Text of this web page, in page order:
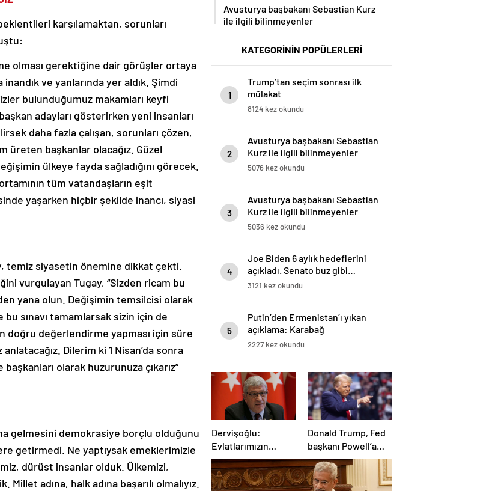
karşılamaktan, sorunları
olması gerektiğine dair görüşler ortaya
ve yanlarında yer aldık. Şimdi
bulunduğumuz makamları keyfi
adayları gösterirken yeni insanları
daha fazla çalışan, sorunları çözen,
başkanlar olacağız. Güzel
ülkeye fayda sağladığını görecek.
tüm vatandaşların eşit
yaşarken hiçbir şekilde inancı, siyasi
temiz siyasetin önemine dikkat çekti.
vurgulayan Tugay, “Sizden ricam bu
yana olun. Değişimin temsilcisi olarak
sınavı tamamlarsak sizin için de
doğru değerlendirme yapması için süre
Dilerim ki 1 Nisan’da sonra
olarak huzurunuza çıkarız”
gelmesini demokrasiye borçlu olduğunu
getirmedi. Ne yaptıysak emeklerimizle
dürüst insanlar olduk. Ülkemizi,
Millet adına, halk adına başarılı olmalıyız.
Avusturya başbakanı Sebastian Kurz
ile ilgili bilinmeyenler
KATEGORİNİN POPÜLERLERİ
1
Trump’tan seçim sonrası ilk
mülakat
8124 kez okundu
2
Avusturya başbakanı Sebastian
Kurz ile ilgili bilinmeyenler
5076 kez okundu
3
Avusturya başbakanı Sebastian
Kurz ile ilgili bilinmeyenler
5036 kez okundu
4
Joe Biden 6 aylık hedeflerini
açıkladı. Senato buz gibi…
3121 kez okundu
5
Putin’den Ermenistan’ı yıkan
açıklama: Karabağ
Azerbaycan’ın ayrılmaz bir
2227 kez okundu
Dervişoğlu:
Evlatlarımızın
haklarını
savunacağım
Donald Trump, Fed
başkanı Powell’a
hakaret etti: Aptal